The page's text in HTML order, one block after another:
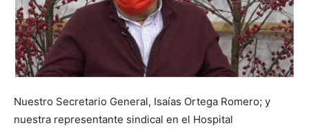
Nuestro Secretario General, Isaías Ortega Romero; y
nuestra representante sindical en el Hospital